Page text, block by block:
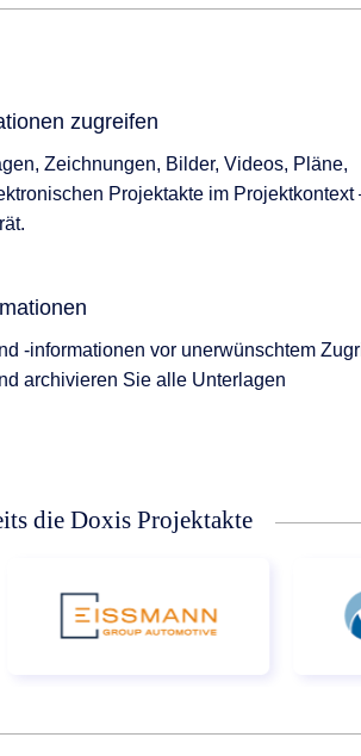
zugreifen
Zeichnungen, Bilder, Videos, Pläne,
Projektakte im Projektkontext
-informationen vor unerwünschtem
archivieren Sie alle Unterlagen
die Doxis Projektakte